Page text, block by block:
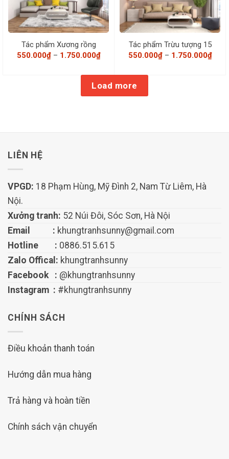
Tác phẩm Xương rồng
550.000₫ – 1.750.000₫Khoảng
giá:
550.000₫
đến
1.750.000₫
Tác phẩm Trừu tượng 15
550.000₫ – 1.750.000₫
giá:
Load more
LIÊN HỆ
VPGD: 18 Phạm Hùng, Mỹ Đình 2, Nam Từ Liêm, Hà
Nội.
Xưởng tranh: 52 Núi Đôi, Sóc Sơn, Hà Nội
Email : khungtranhsunny@gmail.com
Hotline : 0886.515.615
Zalo Offical: khungtranhsunny
Facebook : @khungtranhsunny
Instagram : #khungtranhsunny
CHÍNH SÁCH
Điều khoản thanh toán
Hướng dẫn mua hàng
Trả hàng và hoàn tiền
Chính sách vận chuyển